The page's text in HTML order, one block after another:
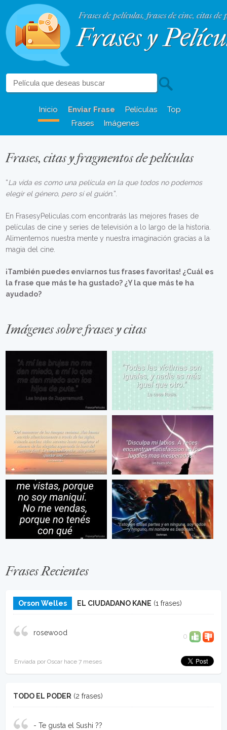
Frases de películas, frases de cine, citas de
Frases y
Inicio Enviar Frase Películas
Top
Frases
Imágenes
Frases, citas y fragmentos de películas
“La vida es como una película en la que todos no podemos
elegir el género, pero sí el guión.“.
En FrasesyPeliculas.com encontrarás las mejores frases de
películas de cine y series de televisión a lo largo de la historia.
Alimentemos nuestra mente y nuestra imaginación gracias a la
magia del cine.
¡También puedes enviarnos tus frases favoritas! ¿Cuál es
la frase que más te ha gustado? ¿Y la que más te ha
ayudado?
Imágenes sobre frases y citas
Frases Recientes
Orson Welles EL CIUDADANO KANE (1 frases)
rosewood 0
Enviada por Oscar hace 7 meses
TODO EL PODER (2 frases)
- Te gusta el Sushi ??